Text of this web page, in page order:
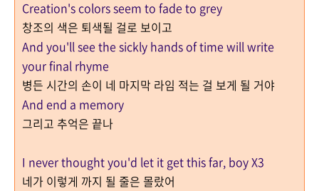
Creation's colors seem to fade to grey
창조의 색은 퇴색될 걸로 보이고
And you'll see the sickly hands of time will write
your final rhyme
병든 시간의 손이 네 마지막 라임 적는 걸 보게 될 거야
And end a memory
그리고 추억은 끝나
I never thought you'd let it get this far, boy X3
네가 이렇게 까지 될 줄은 몰랐어